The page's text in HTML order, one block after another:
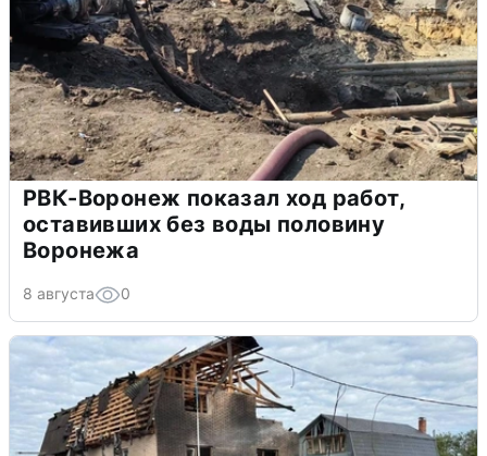
РВК-Воронеж показал ход работ,
оставивших без воды половину
Воронежа
8 августа 0